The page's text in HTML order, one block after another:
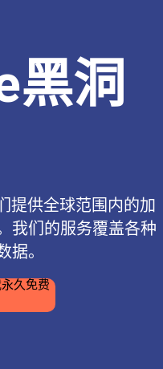
黑洞
提供全球范围内的加
我们的服务覆盖各种
。
久免费